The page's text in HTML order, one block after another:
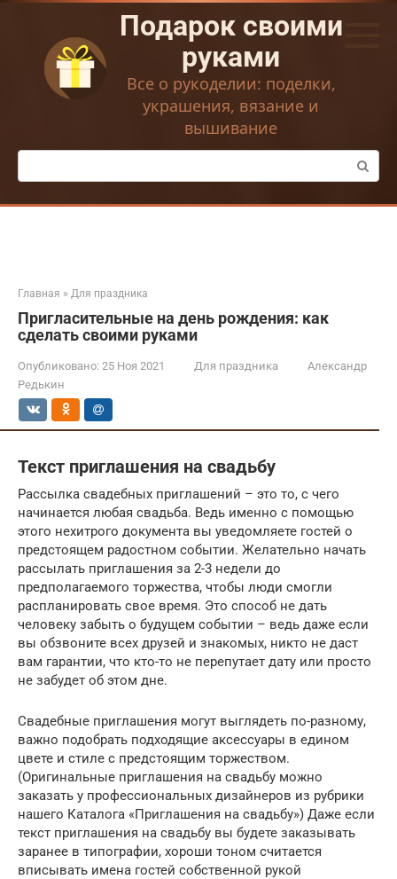
Перейти
контенту
Подарок своими
руками
Все о рукоделии: поделки,
украшения, вязание и
вышивание
Поиск:
Главная » Для праздника
Пригласительные на день рождения: как
сделать своими руками
Опубликовано: 25 Ноя 2021 Для праздника
Александр
Редькин
Текст приглашения на свадьбу
Рассылка свадебных приглашений – это то, с чего
начинается любая свадьба. Ведь именно с помощью
этого нехитрого документа вы уведомляете гостей о
предстоящем радостном событии. Желательно начать
рассылать приглашения за 2-3 недели до
предполагаемого торжества, чтобы люди смогли
распланировать свое время. Это способ не дать
человеку забыть о будущем событии – ведь даже если
вы обзвоните всех друзей и знакомых, никто не даст
вам гарантии, что кто-то не перепутает дату или просто
не забудет об этом дне.
Свадебные приглашения могут выглядеть по-разному,
важно подобрать подходящие аксессуары в едином
цвете и стиле с предстоящим торжеством.
(Оригинальные приглашения на свадьбу можно
заказать у профессиональных дизайнеров из рубрики
нашего Каталога «Приглашения на свадьбу») Даже если
текст приглашения на свадьбу вы будете заказывать
заранее в типографии, хороши тоном считается
вписывать имена гостей собственной рукой